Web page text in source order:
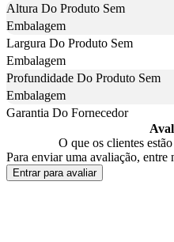
Altura Do Produto Sem
Embalagem
Largura Do Produto Sem
Embalagem
Profundidade Do Produto Sem
Embalagem
Garantia Do Fornecedor
O que os clientes
Para enviar uma avaliação, entre
Entrar para avaliar